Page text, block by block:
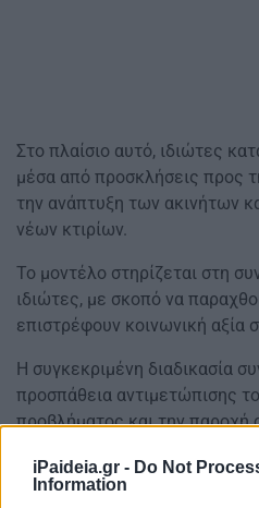
iPaideia.gr - Do Not
Information
Στο πλαίσιο αυτό, ιδιώτες
μέσα από προσκλήσεις προς
την ανάπτυξη των ακινήτων
νέων κτιρίων.
Το μοντέλο στηρίζεται στη
ιδιώτες, με σκοπό να
επιστρέφουν κοινωνική αξία
Η συγκεκριμένη διαδικασία
προσπάθεια αντιμετώπισης
προβλήματος και την παροχή
Το ποσοστό που κρατά